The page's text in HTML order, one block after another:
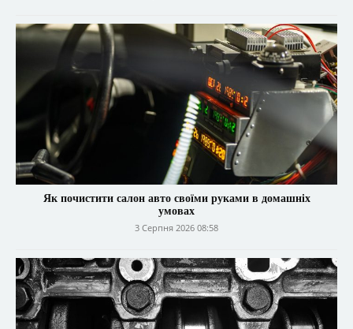
Як почистити салон авто своїми руками в домашніх
умовах
3 Серпня 2026 08:58